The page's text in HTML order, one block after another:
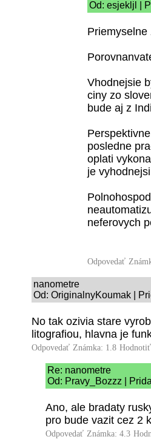
Od: esjekljl |
Vhodnejsie
ciny zo
bude aj z
posledne
oplati
je
neferovych
Odpovedať
nanometre
Od: OriginalnyKoumak |
No tak ozivia stare
litografiou, hlavna je
Odpovedať Známka: 1.8
Re: nanometre
Od: Pravy_Bozzz |
Ano, ale bradaty
pro bude vazit cez 2
Odpovedať Známka: 4.3